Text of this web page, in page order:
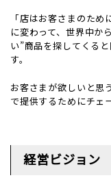
「店はお客さまのた
に変わって、世界中か
い”商品を探してくる
す。
お客さまが欲しいと思
で提供するためにチェ
経営ビジョン